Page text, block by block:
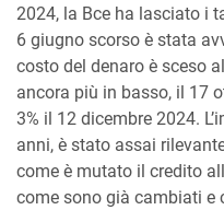
2024, la Bce ha lasciato i
6 giugno scorso è stata
costo del denaro è sceso
ancora più in basso, il 17
3% il 12 dicembre 2024.
anni, è stato assai
come è mutato il credito
come sono già cambiati e